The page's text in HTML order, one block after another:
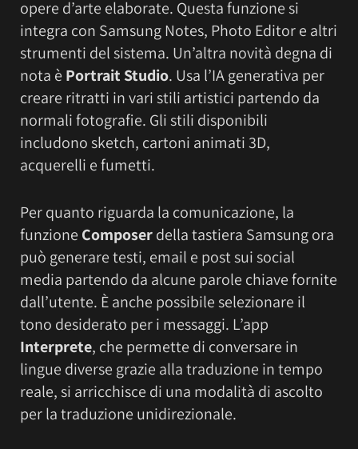
opere d’arte elaborate. Questa funzione si
integra con Samsung Notes, Photo Editor e altri
strumenti del sistema. Un’altra novità degna di
nota è Portrait Studio. Usa l’IA generativa per
creare ritratti in vari stili artistici partendo da
normali fotografie. Gli stili disponibili
includono sketch, cartoni animati 3D,
acquerelli e fumetti.
Per quanto riguarda la comunicazione, la
funzione Composerdella tastiera Samsung ora
può generare testi, email e post sui social
media partendo da alcune parole chiave fornite
dall’utente. È anche possibile selezionare il
tono desiderato per i messaggi. L’app
Interprete, che permette di conversare in
lingue diverse grazie alla traduzione in tempo
reale, si arricchisce di una modalità di ascolto
per la traduzione unidirezionale.